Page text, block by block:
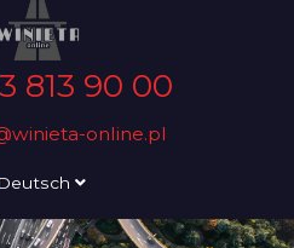
813 90 00
online.pl
Deutsch